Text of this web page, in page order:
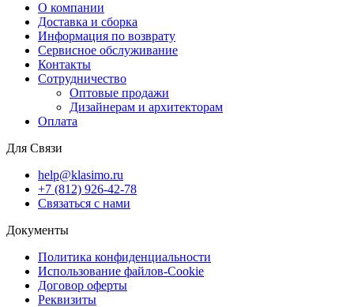
О компании
Доставка и сборка
Информация по возврату
Сервисное обслуживание
Контакты
Сотрудничество
Оптовые продажи
Дизайнерам и архитекторам
Оплата
Для Связи
help@klasimo.ru
+7 (812) 926-42-78
Связаться с нами
Документы
Политика конфиденциальности
Использование файлов-Cookie
Договор оферты
Реквизиты